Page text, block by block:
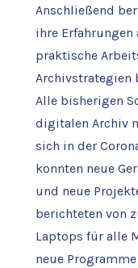
Anschließend
ihre Erfahrungen
praktische
Archivstrategien
Alle bisherigen
digitalen Archiv
sich in der
konnten neue
und neue
berichteten von
Laptops für alle
neue